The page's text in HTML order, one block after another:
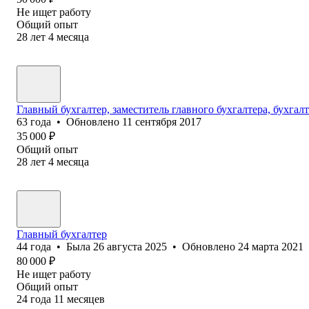
Не ищет работу
Общий опыт
28 лет 4 месяца
Главный бухгалтер, заместитель главного бухгалтера,
63 года • Обновлено 11 сентября 2017
35 000 ₽
Общий опыт
28 лет 4 месяца
Главный бухгалтер
44 года • Была 26 августа 2025 • Обновлено 24 марта 2021
80 000 ₽
Не ищет работу
Общий опыт
24 года 11 месяцев